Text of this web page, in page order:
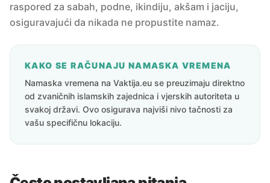
raspored za sabah, podne, ikindiju, akšam i jaciju,
osiguravajući da nikada ne propustite namaz.
KAKO SE RAČUNAJU NAMASKA VREMENA
Namaska vremena na Vaktija.eu se preuzimaju direktno
od zvaničnih islamskih zajednica i vjerskih autoriteta u
svakoj državi. Ovo osigurava najviši nivo tačnosti za
vašu specifičnu lokaciju.